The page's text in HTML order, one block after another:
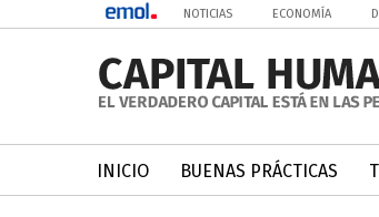
NOTICIAS ECONOMÍA
INICIO BUENAS PRÁCTICAS